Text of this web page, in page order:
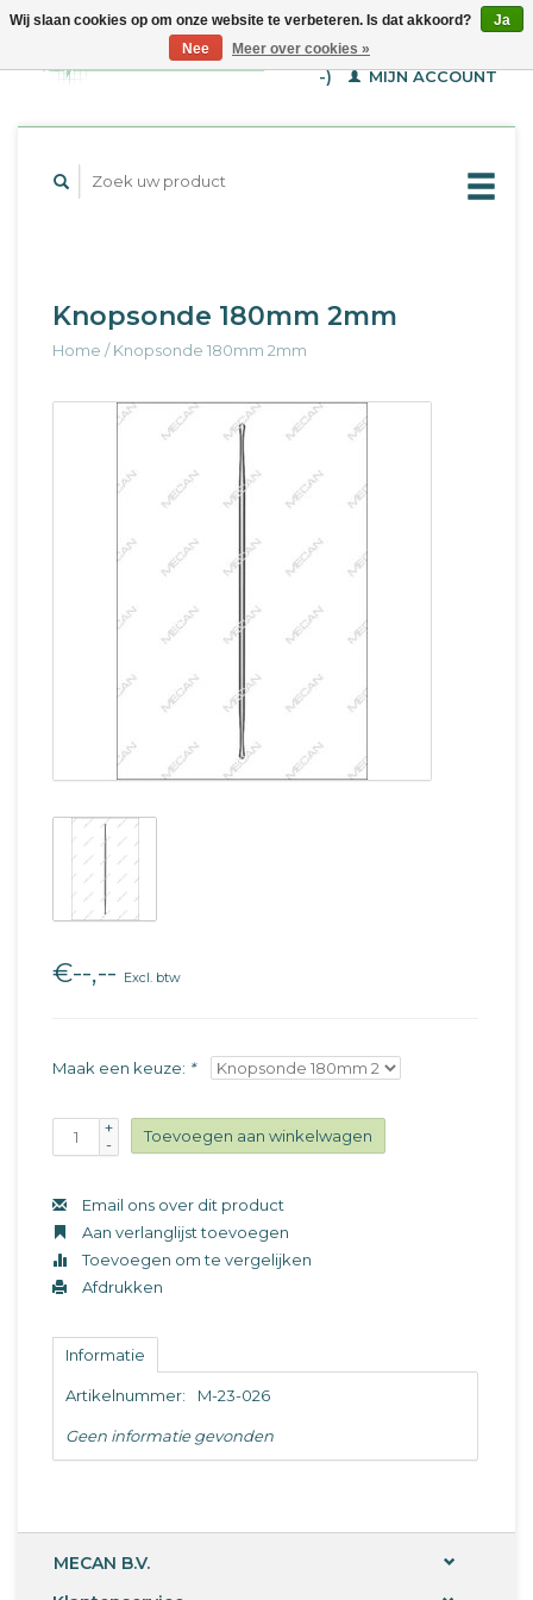
WINKELWAGEN (€--,-
-)
MIJN ACCOUNT
Knopsonde 180mm 2mm
Home /Knopsonde 180mm 2mm
€--,-- Excl. btw
Maak een keuze: *
+
-
Toevoegen aan winkelwagen
Email ons over dit product
Aan verlanglijst toevoegen
Toevoegen om te vergelijken
Afdrukken
Informatie
Artikelnummer: M-23-026
Geen informatie gevonden
MECAN B.V.
Wij slaan cookies op om onze website te verbeteren. Is dat akkoord?
Ja
Nee
Meer over cookies »